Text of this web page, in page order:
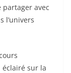
avec
l’univers
sur la